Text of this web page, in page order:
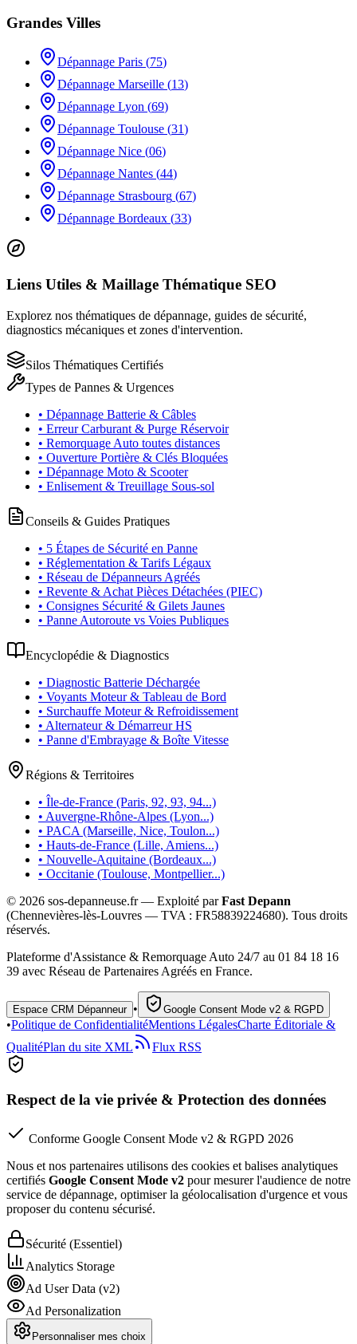
Grandes Villes
Dépannage Paris (75)
Dépannage Marseille (13)
Dépannage Lyon (69)
Dépannage Toulouse (31)
Dépannage Nice (06)
Dépannage Nantes (44)
Dépannage Strasbourg (67)
Dépannage Bordeaux (33)
Liens Utiles & Maillage Thématique SEO
Explorez nos thématiques de dépannage, guides de sécurité,
diagnostics mécaniques et zones d'intervention.
Silos Thématiques Certifiés
Types de Pannes & Urgences
• Dépannage Batterie & Câbles
• Erreur Carburant & Purge Réservoir
• Remorquage Auto toutes distances
• Ouverture Portière & Clés Bloquées
• Dépannage Moto & Scooter
• Enlisement & Treuillage Sous-sol
Conseils & Guides Pratiques
• 5 Étapes de Sécurité en Panne
• Réglementation & Tarifs Légaux
• Réseau de Dépanneurs Agréés
• Revente & Achat Pièces Détachées (PIEC)
• Consignes Sécurité & Gilets Jaunes
• Panne Autoroute vs Voies Publiques
Encyclopédie & Diagnostics
• Diagnostic Batterie Déchargée
• Voyants Moteur & Tableau de Bord
• Surchauffe Moteur & Refroidissement
• Alternateur & Démarreur HS
• Panne d'Embrayage & Boîte Vitesse
Régions & Territoires
• Île-de-France (Paris, 92, 93, 94...)
• Auvergne-Rhône-Alpes (Lyon...)
• PACA (Marseille, Nice, Toulon...)
• Hauts-de-France (Lille, Amiens...)
• Nouvelle-Aquitaine (Bordeaux...)
• Occitanie (Toulouse, Montpellier...)
© 2026 sos-depanneuse.fr — Exploité parFast Depann
(Chennevières-lès-Louvres — TVA : FR58839224680). Tous droits
réservés.
Plateforme d'Assistance & Remorquage Auto 24/7 au 01 84 18 16
39 avec Réseau de Partenaires Agréés en France.
Espace CRM Dépanneur • Google Consent Mode v2 & RGPD
•Politique de ConfidentialitéMentions LégalesCharte Éditoriale &
QualitéPlan du site XML Flux RSS
Respect de la vie privée & Protection des données
Conforme Google Consent Mode v2 & RGPD 2026
Nous et nos partenaires utilisons des cookies et balises analytiques
certifiés Google Consent Mode v2 pour mesurer l'audience de notre
service de dépannage, optimiser la géolocalisation d'urgence et vous
proposer du contenu sécurisé.
Sécurité (Essentiel)
Analytics Storage
Ad User Data (v2)
Ad Personalization
Personnaliser mes choix